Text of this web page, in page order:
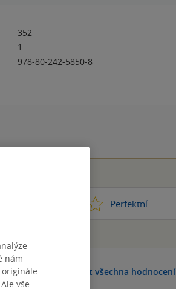
352
1
978-80-242-5850-8
Perfektní
Zobrazit všechna hodnocení
nám
vše